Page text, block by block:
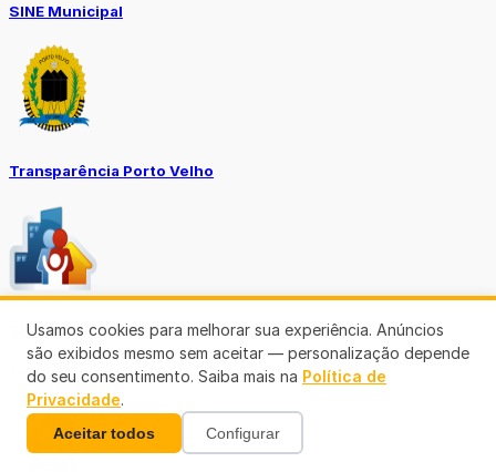
SINE Municipal
Transparência Porto Velho
SEMUSA
(69)3901-3176
Usamos cookies para melhorar sua experiência. Anúncios
são exibidos mesmo sem aceitar — personalização depende
do seu consentimento. Saiba mais na Política de
Privacidade.
Aceitar todos Configurar